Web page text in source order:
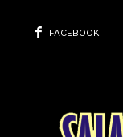
FACEBOOK